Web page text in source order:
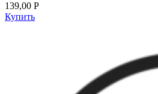
139,00 Р
Купить